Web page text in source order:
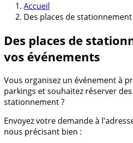
Accueil
Des places de
Des places de
vos événements
Vous organisez un événement à
parkings et souhaitez réserver
stationnement ?
Envoyez votre demande à
nous précisant bien :